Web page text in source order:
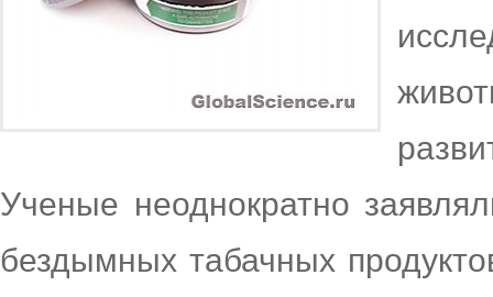
Ученые неоднократно
бездымных табачных